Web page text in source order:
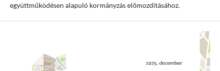
együttműködésen alapuló kormányzás előmozdításához.